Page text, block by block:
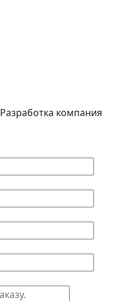
Разработка компания